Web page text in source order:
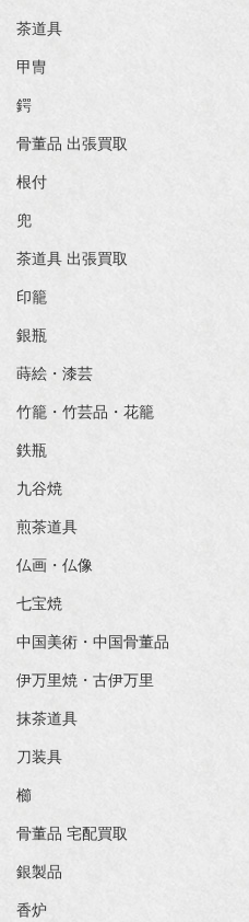
茶道具
甲冑
鍔
骨董品 出張買取
根付
兜
茶道具 出張買取
印籠
銀瓶
蒔絵・漆芸
竹籠・竹芸品・花籠
鉄瓶
九谷焼
煎茶道具
仏画・仏像
七宝焼
中国美術・中国骨董品
伊万里焼・古伊万里
抹茶道具
刀装具
櫛
骨董品 宅配買取
銀製品
香炉